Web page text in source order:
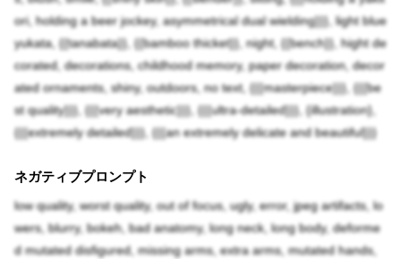
ori, holding a beer jockey, asymmetrical dual wielding}}}, light blue
yukata, {{tanabata}}, {{bamboo thicket}}, night, {{bench}}, hight de
corated, decorations, childhood memory, paper decoration, decor
ated ornaments, shiny, outdoors, no text, {{{masterpiece}}}, {{{be
st quality}}}, {{{very aesthetic}}}, {{{ultra-detailed}}}, {illustration},
{{{extremely detailed}}}, {{{an extremely delicate and beautiful}}}
ネガティブプロンプト
low quality, worst quality, out of focus, ugly, error, jpeg artifacts, lo
wers, blurry, bokeh, bad anatomy, long neck, long body, deforme
d mutated disfigured, missing arms, extra arms, mutated hands,